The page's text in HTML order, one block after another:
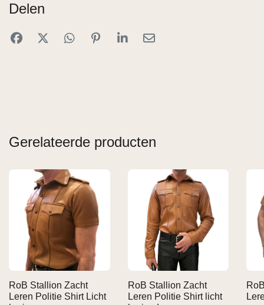
Delen
Gerelateerde producten
RoB Stallion Zacht
Leren Politie Shirt Licht
RoB Stallion Zacht
Leren Politie Shirt licht